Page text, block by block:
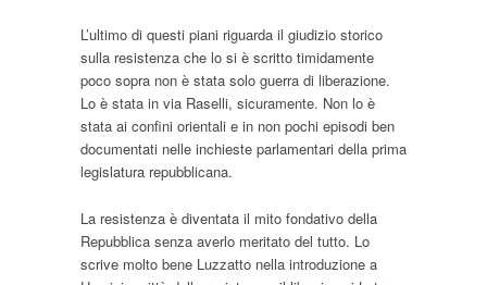
L’ultimo di questi piani riguarda il giudizio storico
sulla resistenza che lo si è scritto timidamente
poco sopra non è stata solo guerra di liberazione.
Lo è stata in via Raselli, sicuramente. Non lo è
stata ai confini orientali e in non pochi episodi ben
documentati nelle inchieste parlamentari della prima
legislatura repubblicana.
La resistenza è diventata il mito fondativo della
Repubblica senza averlo meritato del tutto. Lo
scrive molto bene Luzzatto nella introduzione a